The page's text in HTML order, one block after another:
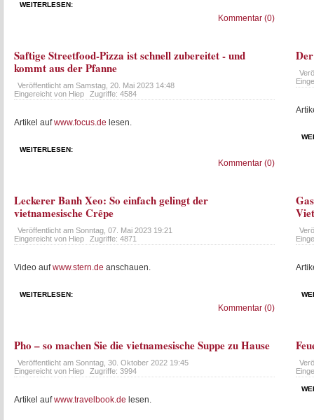
WEITERLESEN:
Kommentar (0)
Saftige Streetfood-Pizza ist schnell zubereitet - und
kommt aus der Pfanne
Veröffentlicht am Samstag, 20. Mai 2023 14:48
Eingereicht von Hiep
Zugriffe: 4584
Artikel aufwww.focus.de lesen.
WEITERLESEN:
Kommentar (0)
Leckerer Banh Xeo: So einfach gelingt der
vietnamesische Crêpe
Veröffentlicht am Sonntag, 07. Mai 2023 19:21
Eingereicht von Hiep
Zugriffe: 4871
Video aufwww.stern.de anschauen.
WEITERLESEN:
Kommentar (0)
Pho – so machen Sie die vietnamesische Suppe zu Hause
Veröffentlicht am Sonntag, 30. Oktober 2022 19:45
Eingereicht von Hiep
Zugriffe: 3994
Artikel aufwww.travelbook.de lesen.